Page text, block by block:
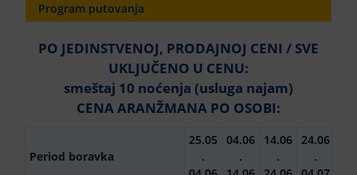
Program putovanja
PO JEDINSTVENOJ, PRODAJNOJ CENI / SVE
UKLJUČENO U CENU:
smeštaj 10 noćenja (usluga najam)
CENA ARANŽMANA PO OSOBI:
Period boravka
25.05
.
04.06
.
14.06
.
24.06
.